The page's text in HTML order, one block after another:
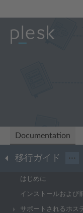
Documentation
移行ガイド ···
はじめに
インストールおよび
サポートされるホス